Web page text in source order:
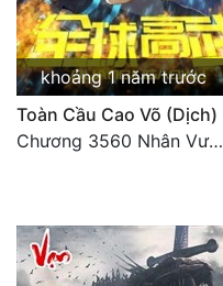
khoảng 1 năm trước
Toàn Cầu Cao Võ (Dịch)
Chương 3560 Nhân Vương trở về - END